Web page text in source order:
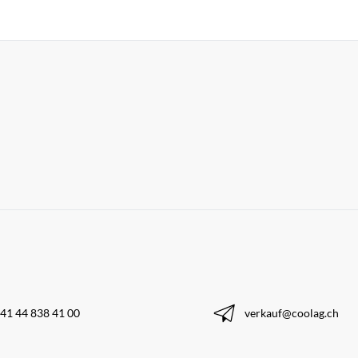
44 838 41 00 verkauf@coolag.ch